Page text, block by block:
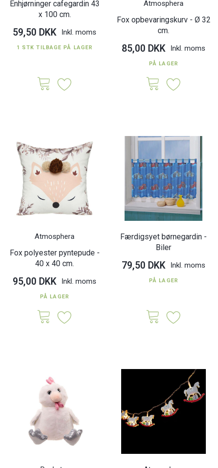
Enhjørninger cafegardin 43
x 100 cm.
59,50 DKK Inkl. moms
1 STK TILBAGE PÅ LAGER
Atmosphera
Fox opbevaringskurv - Ø 32
cm.
85,00 DKK Inkl. moms
PÅ LAGER
Atmosphera
Fox polyester pyntepude -
40 x 40 cm.
95,00 DKK Inkl. moms
PÅ LAGER
Færdigsyet børnegardin -
Biler
79,50 DKK Inkl. moms
PÅ LAGER